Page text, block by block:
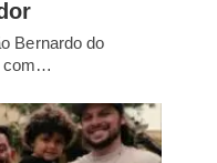
Bernardo do
com…